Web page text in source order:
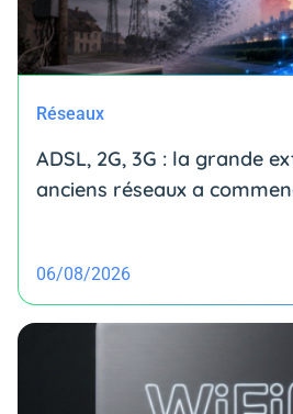
Réseaux
ADSL, 2G, 3G : la grande
anciens réseaux a
06/08/2026